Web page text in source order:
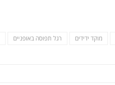
מוקד ידידים רגל תפוסה באופניים